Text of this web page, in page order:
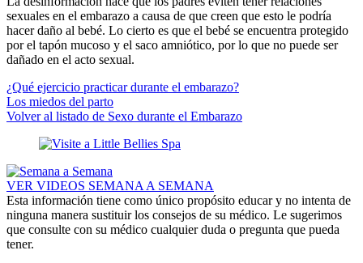
sexuales en el embarazo a causa de que creen que esto le podría
hacer daño al bebé. Lo cierto es que el bebé se encuentra protegido
por el tapón mucoso y el saco amniótico, por lo que no puede ser
dañado en el acto sexual.
¿Qué ejercicio practicar durante el embarazo?
Los miedos del parto
Volver al listado de Sexo durante el Embarazo
VER VIDEOS SEMANA A SEMANA
Esta información tiene como único propósito educar y no intenta de
ninguna manera sustituir los consejos de su médico. Le sugerimos
que consulte con su médico cualquier duda o pregunta que pueda
tener.